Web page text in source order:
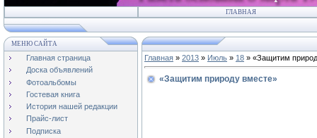
ГЛАВНАЯ
МЕНЮ САЙТА
Главная страница
Доска объявлений
Фотоальбомы
Гостевая книга
История нашей редакции
Прайс-лист
Подписка
Главная » 2013 » Июль » 18 » «Защитим
«Защитим природу вместе»